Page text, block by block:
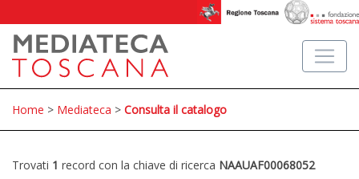
Home > Mediateca > Consulta il catalogo
Trovati 1 record con la chiave di ricerca NAAUAF00068052